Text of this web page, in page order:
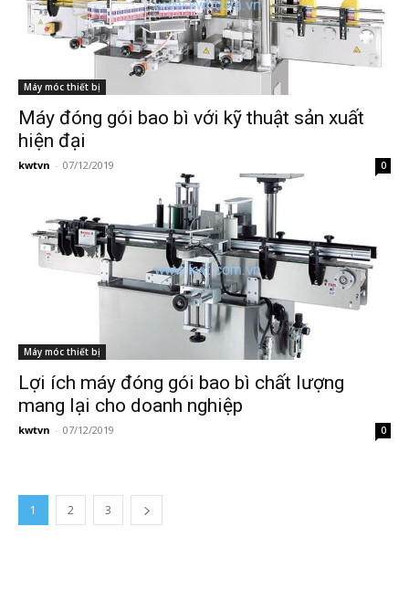
Máy móc thiết bị
Máy đóng gói bao bì với kỹ thuật sản xuất
hiện đại
kwtvn - 07/12/2019 0
Máy móc thiết bị
Lợi ích máy đóng gói bao bì chất lượng
mang lại cho doanh nghiệp
kwtvn - 07/12/2019 0
1 2 3